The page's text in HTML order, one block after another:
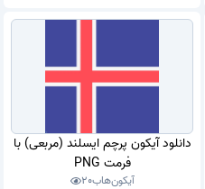
دانلود آیکون پرچم ایسلند (مربعی) با
فرمت PNG
آیکون‌هاب20